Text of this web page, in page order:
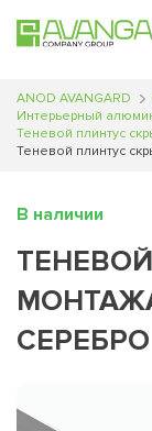
ANOD AVANGARD
Интерьерный
Теневой плинтус
Теневой плинтус
В наличии
СЕРЕБРО